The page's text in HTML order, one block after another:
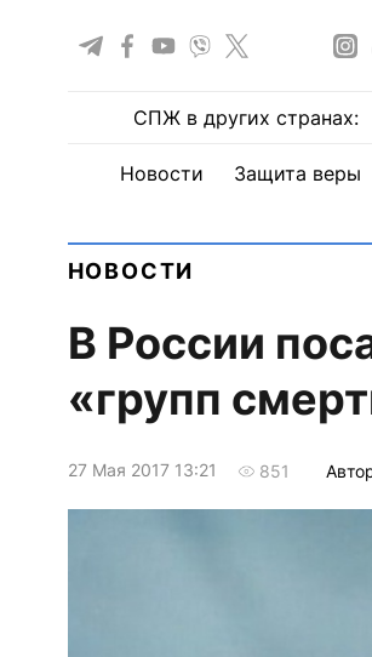
СПЖ в других странах:
Новости Защита веры
НОВОСТИ
В России
«групп
27 Мая 2017 13:21 851